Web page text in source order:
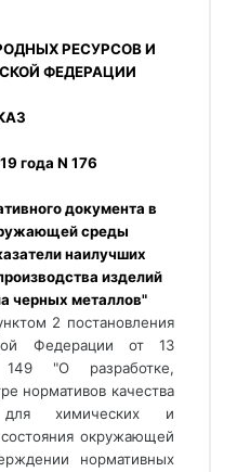
ФЕДЕРАЦИИ
года N 176
среды
наилучших
изделий
черных металлов"
2 постановления
Федерации от 13
"О разработке,
нормативов качества
химических и
окружающей
нормативных